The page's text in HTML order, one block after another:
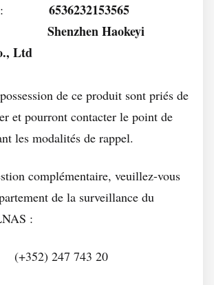
: 6536232153565
: Shenzhen Haokeyi
Ltd
de ce produit sont priés de
et pourront contacter le point de
les modalités de rappel.
complémentaire, veuillez-vous
de la surveillance du
:
247 743 20